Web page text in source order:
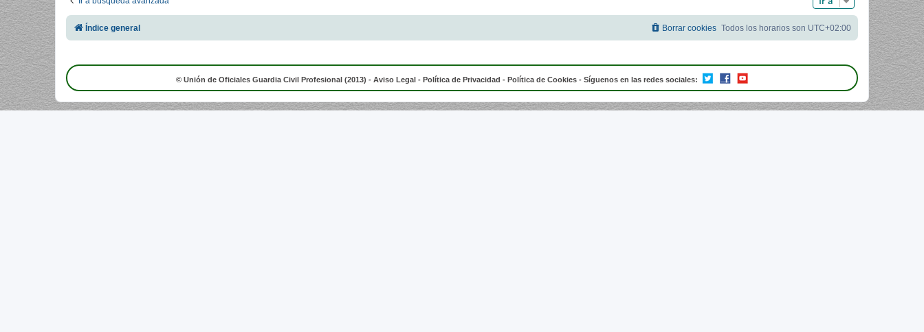
Índice general Todos los horarios son UTC+02:00
Borrar cookies
© Unión de Oficiales Guardia Civil Profesional (2013) - Aviso Legal - Política de Privacidad - Política de Cookies - Síguenos en las redes sociales: